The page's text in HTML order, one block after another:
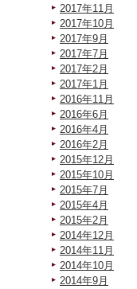
2017年11月
2017年10月
2017年9月
2017年7月
2017年2月
2017年1月
2016年11月
2016年6月
2016年4月
2016年2月
2015年12月
2015年10月
2015年7月
2015年4月
2015年2月
2014年12月
2014年11月
2014年10月
2014年9月